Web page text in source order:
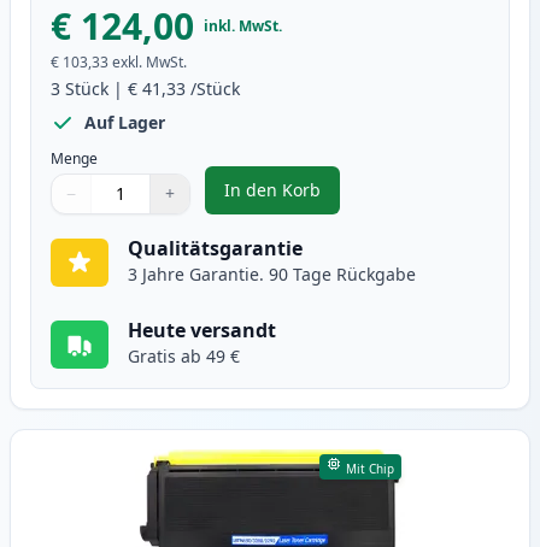
€ 124,00 inkl. MwSt.
€ 103,33exkl. MwSt.
3 Stück | € 41,33 /Stück
Auf Lager
Menge
Verwenden Sie die Tasten, um anzupassen
− +
1
In den Korb
, 3 stück Brother TN3280 /
Qualitätsgarantie
3 Jahre Garantie. 90 Tage Rückgabe
Heute versandt
Gratis ab 49 €
Mit Chip